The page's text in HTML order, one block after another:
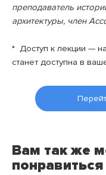
преподаватель
архитектуры, член
* Доступ к лекции —
станет доступна в
Вам так же
понравиться